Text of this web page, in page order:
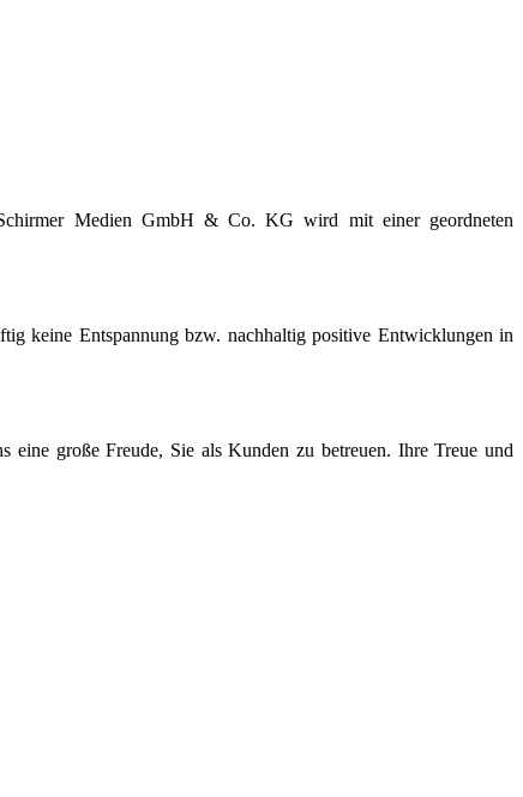
Medien GmbH & Co. KG wird mit einer geordneten
keine Entspannung bzw. nachhaltig positive Entwicklungen in
eine große Freude, Sie als Kunden zu betreuen. Ihre Treue und